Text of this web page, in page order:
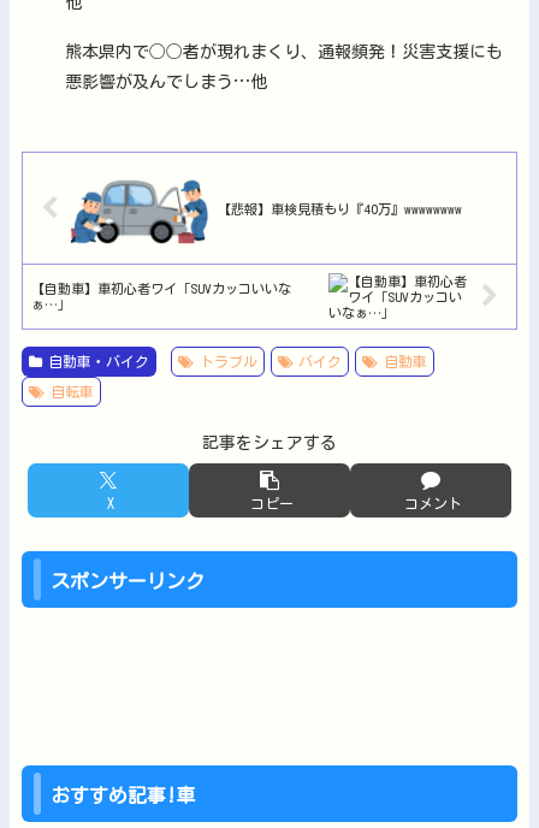
熊本県内で◯◯者が現れまくり、通報頻発！災害支援にも
悪影響が及んでしまう…他
【悲報】車検見積もり『40万』wwwwwwww
【自動車】車初心者ワイ「SUVカッコいいな
ぁ…」
自動車・バイク トラブル バイク 自動車
自転車
記事をシェアする
X コピー コメント
スポンサーリンク
おすすめ記事!車